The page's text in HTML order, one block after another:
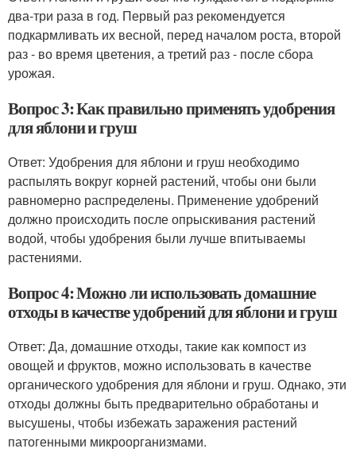
два-три раза в год. Первый раз рекомендуется
подкармливать их весной, перед началом роста, второй
раз - во время цветения, а третий раз - после сбора
урожая.
Вопрос 3: Как правильно применять удобрения
для яблони и груш
Ответ: Удобрения для яблони и груш необходимо
распылять вокруг корней растений, чтобы они были
равномерно распределены. Применение удобрений
должно происходить после опрыскивания растений
водой, чтобы удобрения были лучше впитываемы
растениями.
Вопрос 4: Можно ли использовать домашние
отходы в качестве удобрений для яблони и груш
Ответ: Да, домашние отходы, такие как компост из
овощей и фруктов, можно использовать в качестве
органического удобрения для яблони и груш. Однако, эти
отходы должны быть предварительно обработаны и
высушены, чтобы избежать заражения растений
патогенными микроорганизмами.